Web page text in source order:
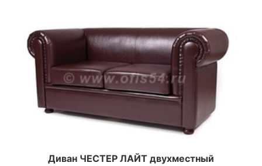
Диван ЧЕСТЕР ЛАЙТ двухместный